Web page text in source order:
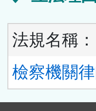
法規名稱：
檢察機關